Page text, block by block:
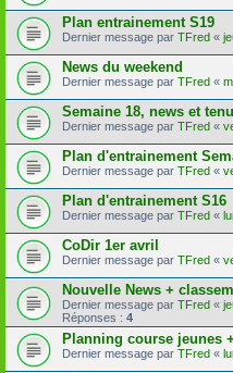
Plan entrainement S19
Dernier message par TFred «
News du weekend
Dernier message par TFred «
Semaine 18, news et
Dernier message par TFred «
Plan d'entrainement
Dernier message par TFred «
Plan d'entrainement S16
Dernier message par TFred «
CoDir 1er avril
Dernier message par TFred «
Nouvelle News +
Dernier message par TFred «
Réponses : 4
Planning course jeunes
Dernier message par TFred «